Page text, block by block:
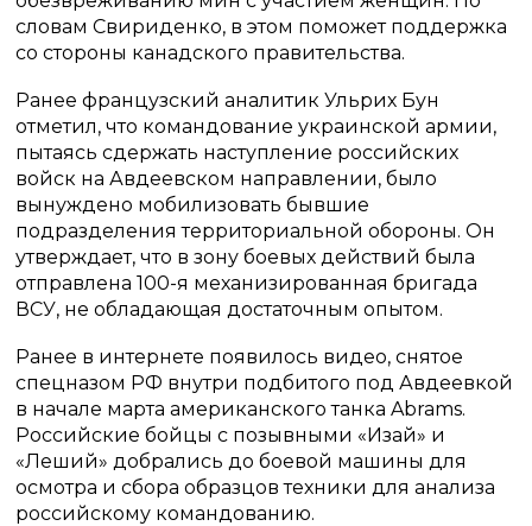
словам Свириденко, в этом поможет поддержка
со стороны канадского правительства.
Ранее французский аналитик Ульрих Бун
отметил, что командование украинской армии,
пытаясь сдержать наступление российских
войск на Авдеевском направлении, было
вынуждено мобилизовать бывшие
подразделения территориальной обороны. Он
утверждает, что в зону боевых действий была
отправлена 100-я механизированная бригада
ВСУ, не обладающая достаточным опытом.
Ранее в интернете появилось видео, снятое
спецназом РФ внутри подбитого под Авдеевкой
в начале марта американского танка Abrams.
Российские бойцы с позывными «Изай» и
«Леший» добрались до боевой машины для
осмотра и сбора образцов техники для анализа
российскому командованию.